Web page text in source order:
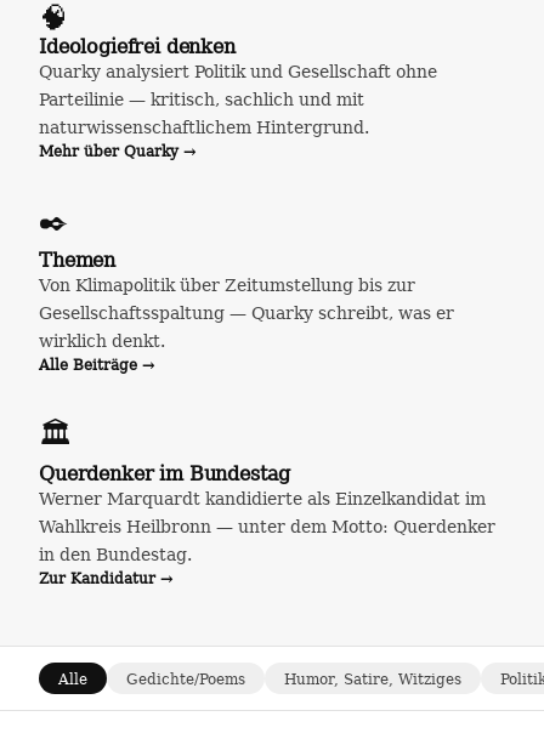
🧠
Ideologiefrei denken
Quarky analysiert Politik und Gesellschaft ohne
Parteilinie — kritisch, sachlich und mit
naturwissenschaftlichem Hintergrund.
Mehr über Quarky →
✒️
Themen
Von Klimapolitik über Zeitumstellung bis zur
Gesellschaftsspaltung — Quarky schreibt, was er
wirklich denkt.
Alle Beiträge →
🏛️
Querdenker im Bundestag
Werner Marquardt kandidierte als Einzelkandidat im
Wahlkreis Heilbronn — unter dem Motto: Querdenker
in den Bundestag.
Zur Kandidatur →
Alle Gedichte/Poems Humor, Satire, Witziges